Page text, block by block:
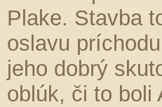
Plake. Stavba
oslavu
jeho dobrý
oblúk, či to boli